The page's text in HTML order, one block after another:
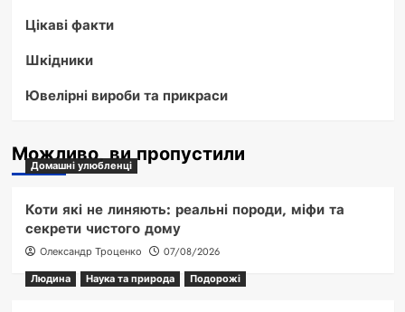
Цікаві факти
Шкідники
Ювелірні вироби та прикраси
Можливо, ви пропустили
Домашні улюбленці
Коти які не линяють: реальні породи, міфи та
секрети чистого дому
Олександр Троценко
07/08/2026
Людина
Наука та природа Подорожі